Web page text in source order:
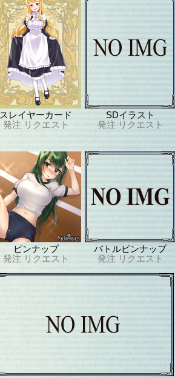
スレイヤーカード
発注 リクエスト
SDイラスト
発注 リクエスト
ピンナップ
発注 リクエスト
バトルピンナップ
発注 リクエスト